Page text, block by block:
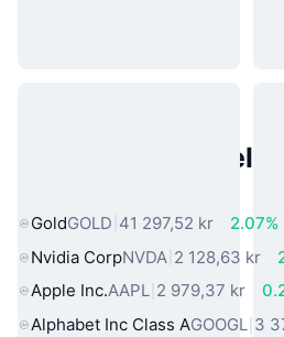
Populære eiendeler
GoldGOLD 41 297,52 kr
2.07%
Nvidia CorpNVDA 2 128,63 kr
Apple Inc.AAPL 2 979,37 kr
Alphabet Inc Class AGOOGL 3